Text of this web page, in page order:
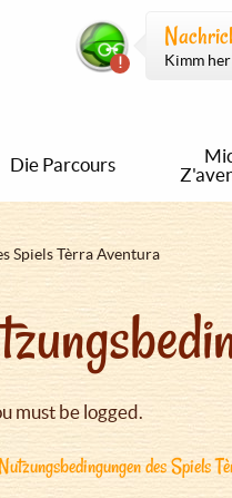
Kimm her
Die Parcours
Spiels Tèrra Aventura
must be logged.
des Spiels